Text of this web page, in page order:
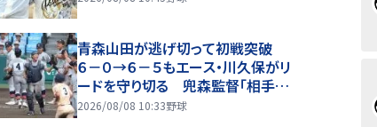
青森山田が逃げ切って初戦突破
６－０→６－５もエース・川久保がリ
ードを守り切る 兜森監督「相手の
方が７割くらいよかった」選手も丁寧
2026/08/08 10:33野球